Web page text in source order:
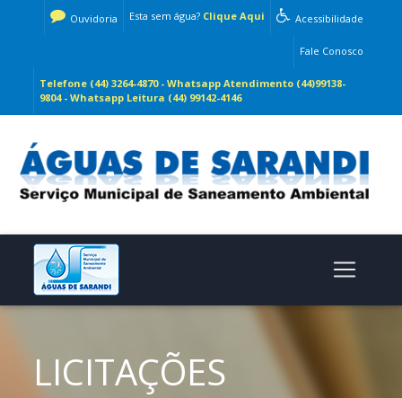
Acessibilidade
Esta sem água? Clique Aqui
Ouvidoria
Fale Conosco
Telefone (44) 3264-4870 - Whatsapp Atendimento (44)99138-
9804 - Whatsapp Leitura (44) 99142-4146
LICITAÇÕES